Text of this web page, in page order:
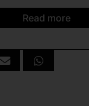
o nos mete en la
con los acordes
sonido surf, con
mano de temas como
DE NUEVO
Read more